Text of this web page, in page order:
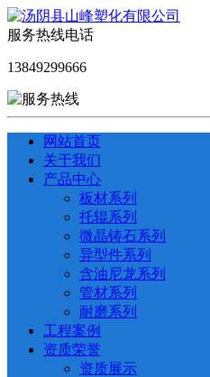
服务热线电话
13849299666
网站首页
关于我们
产品中心
板材系列
托辊系列
微晶铸石系列
异型件系列
含油尼龙系列
管材系列
耐磨系列
工程案例
资质荣誉
资质展示